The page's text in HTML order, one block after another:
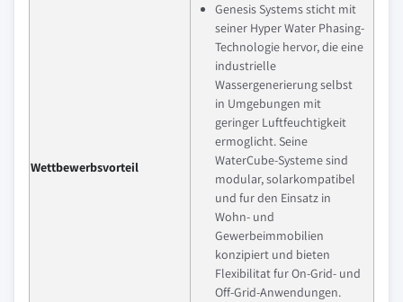
Wettbewerbsvorteil
Genesis Systems sticht mit
seiner Hyper Water Phasing-
Technologie hervor, die eine
industrielle
Wassergenerierung selbst
in Umgebungen mit
geringer Luftfeuchtigkeit
ermoglicht. Seine
WaterCube-Systeme sind
modular, solarkompatibel
und fur den Einsatz in
Wohn- und
Gewerbeimmobilien
konzipiert und bieten
Flexibilitat fur On-Grid- und
Off-Grid-Anwendungen.